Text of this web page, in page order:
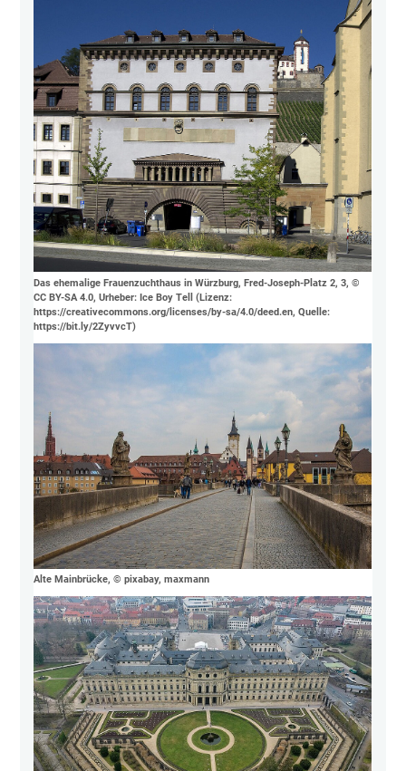
Das ehemalige Frauenzuchthaus in Würzburg, Fred-Joseph-Platz 2, 3, ©
CC BY-SA 4.0, Urheber: Ice Boy Tell (Lizenz:
https://creativecommons.org/licenses/by-sa/4.0/deed.en, Quelle:
https://bit.ly/2ZyvvcT)
Alte Mainbrücke, © pixabay, maxmann